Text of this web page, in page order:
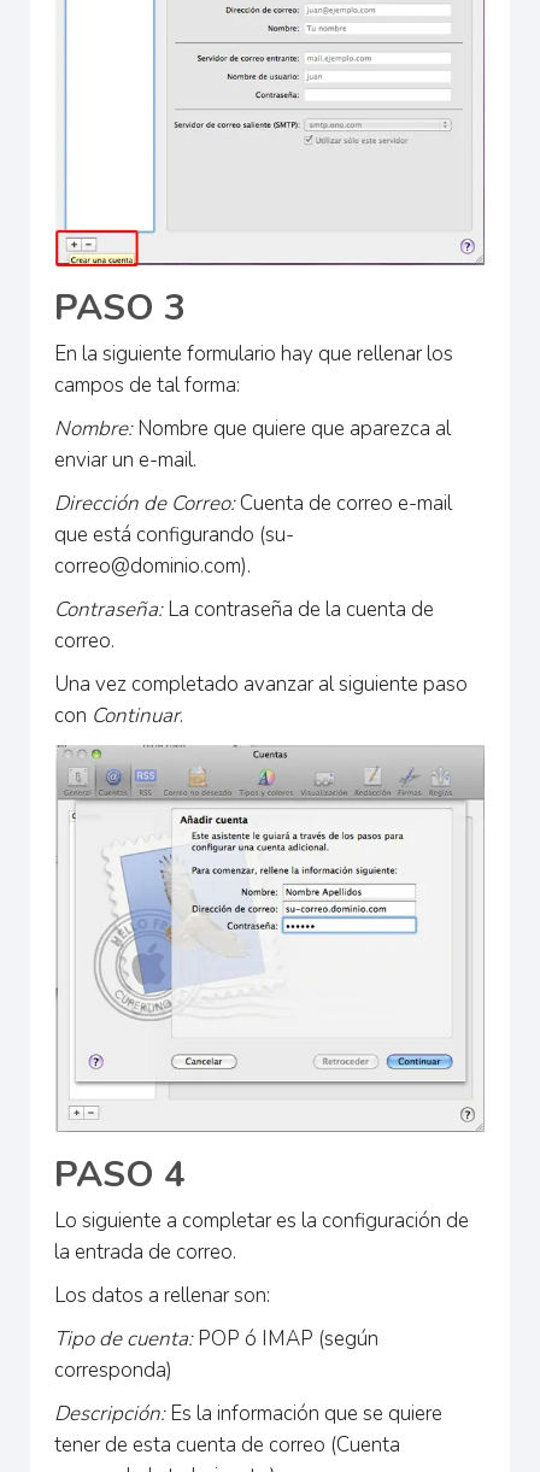
PASO 3
En la siguiente formulario hay que rellenar los
campos de tal forma:
Nombre:Nombre que quiere que aparezca al
enviar un e-mail.
Dirección de Correo:Cuenta de correo e-mail
que está configurando (su-
correo@dominio.com).
Contraseña:La contraseña de la cuenta de
correo.
Una vez completado avanzar al siguiente paso
con Continuar.
PASO 4
Lo siguiente a completar es la configuración de
la entrada de correo.
Los datos a rellenar son:
Tipo de cuenta:POP ó IMAP (según
corresponda)
Descripción:Es la información que se quiere
tener de esta cuenta de correo (Cuenta